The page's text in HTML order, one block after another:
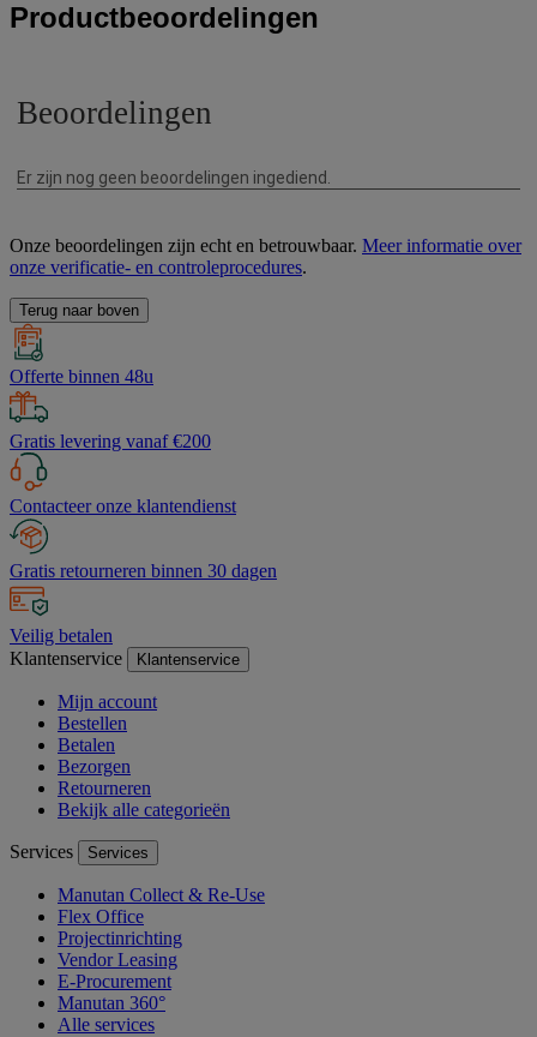
Productbeoordelingen
Onze beoordelingen zijn echt en betrouwbaar. Meer informatie over
onze verificatie- en controleprocedures.
Terug naar boven
Offerte binnen 48u
Gratis levering vanaf €200
Contacteer onze klantendienst
Gratis retourneren binnen 30 dagen
Veilig betalen
Klantenservice
Klantenservice
Mijn account
Bestellen
Betalen
Bezorgen
Retourneren
Bekijk alle categorieën
Services Services
Manutan Collect & Re-Use
Flex Office
Projectinrichting
Vendor Leasing
E-Procurement
Manutan 360°
Alle services